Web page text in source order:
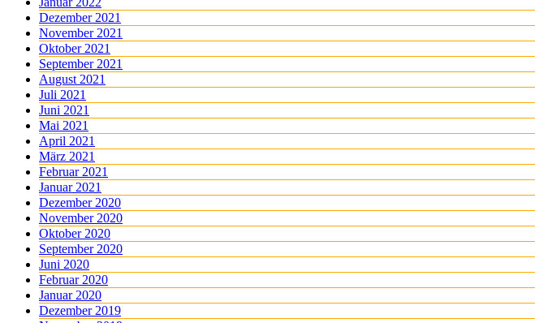
Dezember 2021
November 2021
Oktober 2021
September 2021
August 2021
Juli 2021
Juni 2021
Mai 2021
April 2021
März 2021
Februar 2021
Januar 2021
Dezember 2020
November 2020
Oktober 2020
September 2020
Juni 2020
Februar 2020
Januar 2020
Dezember 2019